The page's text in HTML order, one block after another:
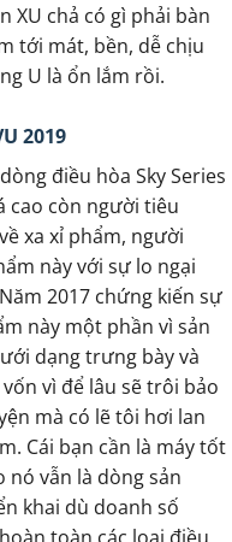
XU chả có gì phải bàn
tới mát, bền, dễ chịu
U là ổn lắm rồi.
2019
điều hòa Sky Series
cao còn người tiêu
xa xỉ phẩm, người
này với sự lo ngại
2017 chứng kiến sự
này một phần vì sản
dạng trưng bày và
vì để lâu sẽ trôi bảo
mà có lẽ tôi hơi lan
Cái bạn cần là máy tốt
nó vẫn là dòng sản
khai dù doanh số